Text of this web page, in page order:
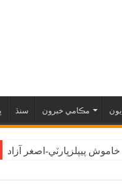
سنڌ مڪامي خبرون
پيپلزپارٽي-اصغر آزاد